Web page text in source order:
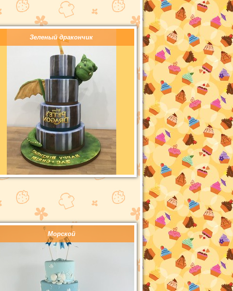
Зеленый дракончик
Морской